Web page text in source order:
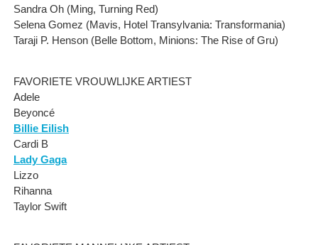
Sandra Oh (Ming, Turning Red)
Selena Gomez (Mavis, Hotel Transylvania: Transformania)
Taraji P. Henson (Belle Bottom, Minions: The Rise of Gru)
FAVORIETE VROUWLIJKE ARTIEST
Adele
Beyoncé
Billie Eilish
Cardi B
Lady Gaga
Lizzo
Rihanna
Taylor Swift